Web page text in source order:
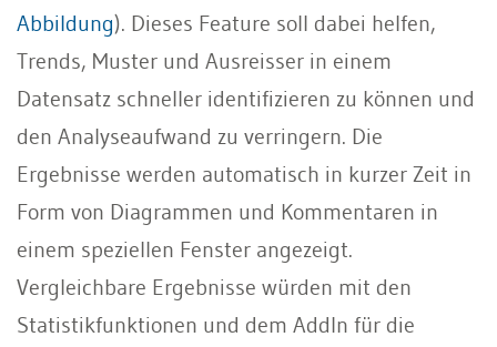
Abbildung). Dieses Feature soll dabei helfen,
Trends, Muster und Ausreisser in einem
Datensatz schneller identifizieren zu können und
den Analyseaufwand zu verringern. Die
Ergebnisse werden automatisch in kurzer Zeit in
Form von Diagrammen und Kommentaren in
einem speziellen Fenster angezeigt.
Vergleichbare Ergebnisse würden mit den
Statistikfunktionen und dem AddIn für die